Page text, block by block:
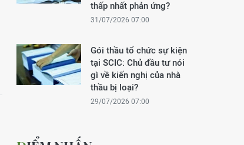
thấp nhất phản ứng?
31/07/2026 07:00
Gói thầu tổ chức sự kiện
tại SCIC: Chủ đầu tư nói
gì về kiến nghị của nhà
thầu bị loại?
29/07/2026 07:00